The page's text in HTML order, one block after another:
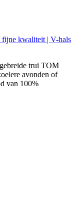
fijne kwaliteit | V-hals
trui TOM
avonden of
van 100%